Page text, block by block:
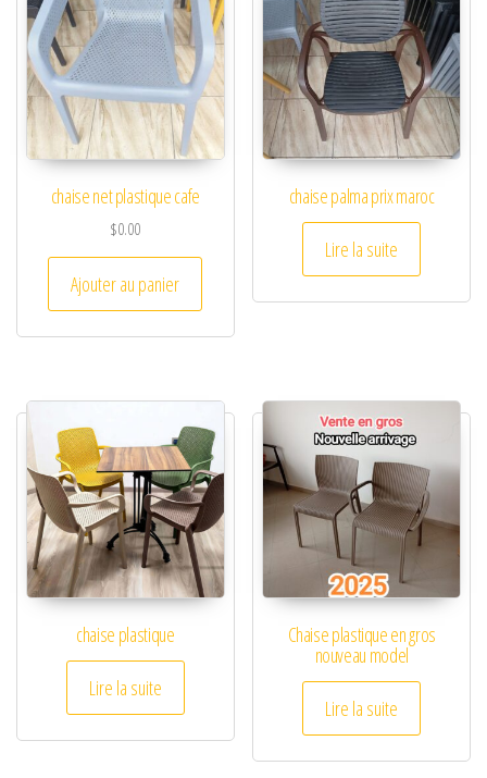
chaise net plastique cafe
$0.00
Ajouter au panier
chaise palma prix maroc
Lire la suite
chaise plastique
Lire la suite
Chaise plastique en gros
nouveau model
Lire la suite